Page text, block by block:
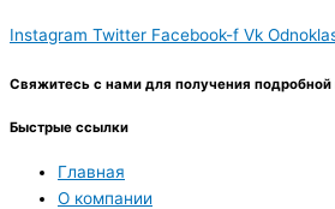
Instagram Twitter Facebook-f Vk
Свяжитесь с нами для получения
Быстрые ссылки
Главная
О компании